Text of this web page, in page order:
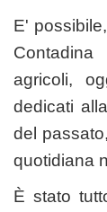
E'
agricoli,
dedicati
del
quotidiana
È stato